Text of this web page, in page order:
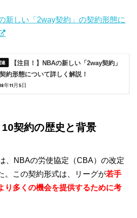
新しい「2way契約」の契約形態に
【注目！】NBAの新しい「2way契約」
約形態について詳しく解説！
年11月5日
契約の歴史と背景
、NBAの労使協定（CBA）の改定
。この契約形式は、リーグが若手
り多くの機会を提供するために考